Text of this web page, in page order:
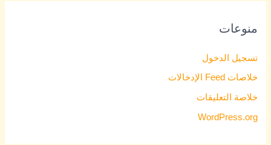
منوعات
تسجيل الدخول
خلاصات Feed الإدخالات
خلاصة التعليقات
WordPress.org